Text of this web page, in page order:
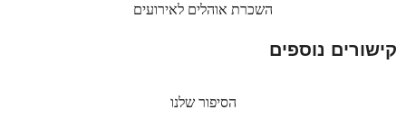
השכרת אוהלים לאירועים
קישורים נוספים
הסיפור שלנו